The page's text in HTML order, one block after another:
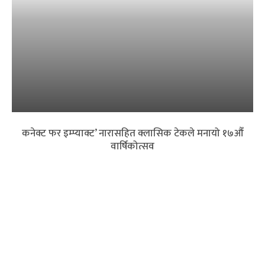
कनेक्ट फर इम्प्याक्ट’ नारासहित क्लासिक टेकले मनायो १७औँ
वार्षिकोत्सव